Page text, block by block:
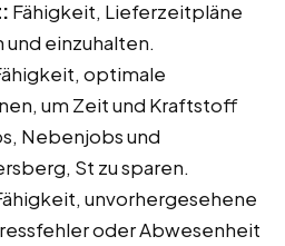
Fähigkeit, Lieferzeitpläne
einzuhalten.
optimale
um Zeit und Kraftstoff
Nebenjobs und
St zu sparen.
unvorhergesehene
oder Abwesenheit